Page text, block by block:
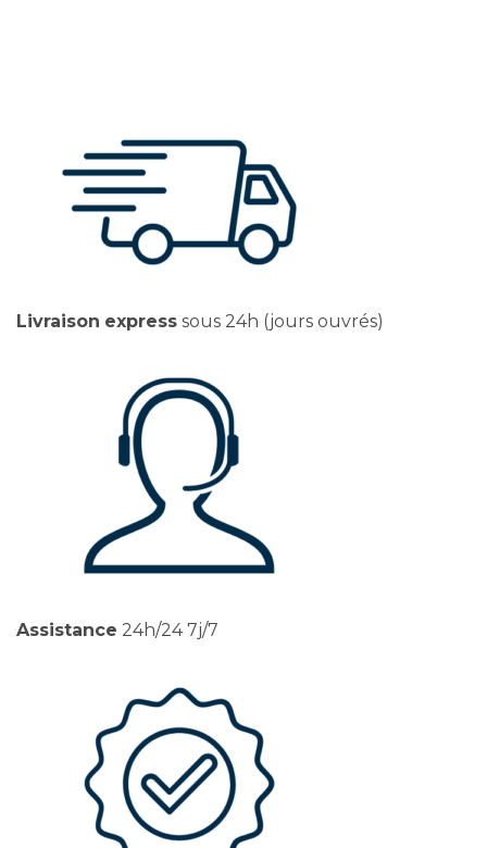
Livraison express sous 24h (jours ouvrés)
Assistance 24h/24 7j/7